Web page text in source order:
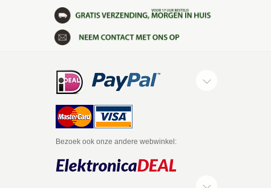
Bezoek ook onze andere webwinkel: